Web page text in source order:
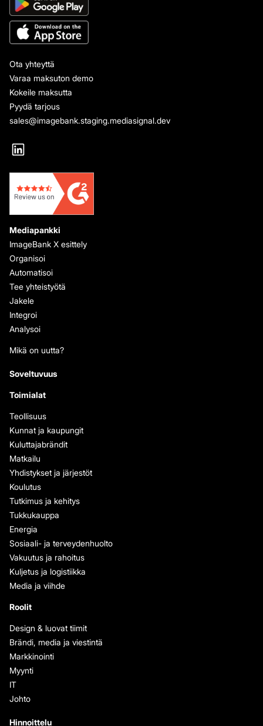
Ota yhteyttä
Varaa maksuton demo
Kokeile maksutta
Pyydä tarjous
sales@imagebank.staging.mediasignal.dev
Mediapankki
ImageBank X esittely
Organisoi
Automatisoi
Tee yhteistyötä
Jakele
Integroi
Analysoi
Mikä on uutta?
Soveltuvuus
Toimialat
Teollisuus
Kunnat ja kaupungit
Kuluttajabrändit
Matkailu
Yhdistykset ja järjestöt
Koulutus
Tutkimus ja kehitys
Tukkukauppa
Energia
Sosiaali- ja terveydenhuolto
Vakuutus ja rahoitus
Kuljetus ja logistiikka
Media ja viihde
Roolit
Design & luovat tiimit
Brändi, media ja viestintä
Markkinointi
Myynti
IT
Johto
Hinnoittelu